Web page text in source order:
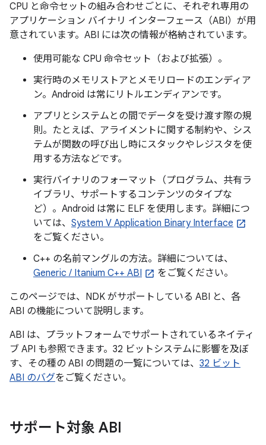
CPU と命令セットの組み合わせごとに、それぞれ専用の
アプリケーション バイナリ インターフェース（ABI）が用
意されています。ABI には次の情報が格納されています。
使用可能な CPU 命令セット（および拡張）。
実行時のメモリストアとメモリロードのエンディア
ン。Android は常にリトルエンディアンです。
アプリとシステムとの間でデータを受け渡す際の規
則。たとえば、アライメントに関する制約や、シス
テムが関数の呼び出し時にスタックやレジスタを使
用する方法などです。
実行バイナリのフォーマット（プログラム、共有ラ
イブラリ、サポートするコンテンツのタイプな
ど）。Android は常に ELF を使用します。詳細につ
いては、 System V Application Binary Interface
をご覧ください。
C++ の名前マングルの方法。詳細については、
Generic / Itanium C++ ABI
をご覧ください。
このページでは、NDK がサポートしている ABI と、各
ABI の機能について説明します。
ABI は、プラットフォームでサポートされているネイティ
ブ API も参照できます。32 ビットシステムに影響を及ぼ
す、その種の ABI の問題の一覧については、 32 ビット
ABI のバグをご覧ください。
サポート対象 ABI